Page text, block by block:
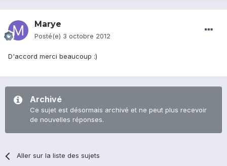
Marye
Posté(e) 3 octobre 2012
D'accord merci beaucoup :)
Archivé
Ce sujet est désormais archivé et ne peut plus recevoir
de nouvelles réponses.
Aller sur la liste des sujets